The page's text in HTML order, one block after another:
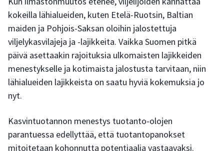
kokeilla lähialueiden, kuten Etelä-Ruotsin, Baltian
maiden ja Pohjois-Saksan oloihin jalostettuja
viljelykasvilajeja ja -lajikkeita. Vaikka Suomen pitkä
päivä asettaakin rajoituksia ulkomaisten lajikkeiden
menestykselle ja kotimaista jalostusta tarvitaan, niin
lähialueiden lajikkeista on saatu hyviä kokemuksia jo
nyt.
Kasvintuotannon menestys tuotanto-olojen
parantuessa edellyttää, että tuotantopanokset
mitoitetaan kohonnutta potentiaalia vastaavaksi.